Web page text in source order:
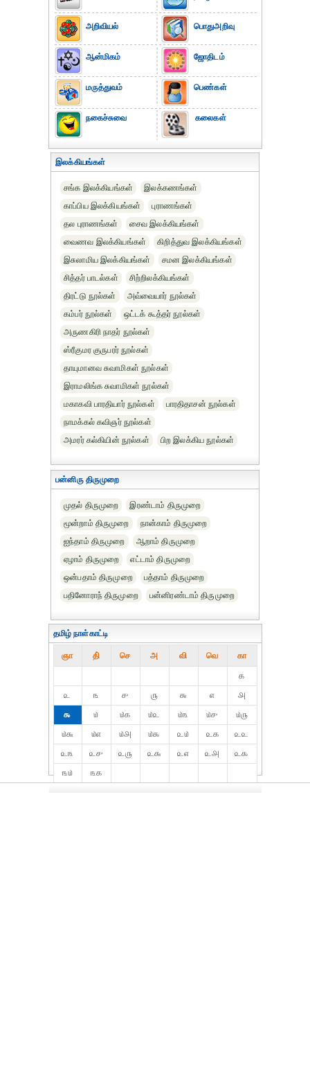
அறிவியல்
ஆன்மிகம்
மருத்துவம்
நகைச்சுவை
பொதுஅறிவு
ஜோதிடம்
பெண்கள்
கலைகள்
இலக்கியங்கள்
சங்க இலக்கியங்கள்
இலக்கணங்கள்
காப்பிய இலக்கியங்கள்
புராணங்கள்
தல புராணங்கள்
சைவ இலக்கியங்கள்
வைணவ இலக்கியங்கள்
கிறித்துவ இலக்கியங்கள்
இசுலாமிய இலக்கியங்கள்
சமன இலக்கியங்கள்
சித்தர் பாடல்கள்
சிற்றிலக்கியங்கள்
திரட்டு நூல்கள்
அவ்வையார் நூல்கள்
கம்பர் நூல்கள்
ஒட்டக் கூத்தர் நூல்கள்
அருணகிரி நாதர் நூல்கள்
ஸ்ரீகுமர குருபரர் நூல்கள்
தாயுமானவ சுவாமிகள் நூல்கள்
இராமலிங்க சுவாமிகள் நூல்கள்
மகாகவி பாரதியார் நூல்கள்
பாரதிதாசன் நூல்கள்
நாமக்கல் கவிஞர் நூல்கள்
அமரர் கல்கியின் நூல்கள்
பிற இலக்கிய நூல்கள்
பன்னிரு திருமுறை
முதல் திருமுறை
இரண்டாம் திருமுறை
மூன்றாம் திருமுறை
நான்காம் திருமுறை
ஐந்தாம் திருமுறை
ஆறாம் திருமுறை
ஏழாம் திருமுறை
எட்டாம் திருமுறை
ஒன்பதாம் திருமுறை
பத்தாம் திருமுறை
பதினோராந் திருமுறை
பன்னிரண்டாம் திருமுறை
தமிழ் நாள்காட்டி
ஞா தி் செ அ வி வெ கா
௧
௨
௩ ௪ ௫ ௬ ௭
௮
௯
௰ ௰௧ ௰௨ ௰௩ ௰௪
௰௫
௰௬
௰௭ ௰௮ ௰௯ ௨௰ ௨௧
௨௨
௨௩
௨௪ ௨௫ ௨௬ ௨௭ ௨௮
௨௯
௩௰
௩௧